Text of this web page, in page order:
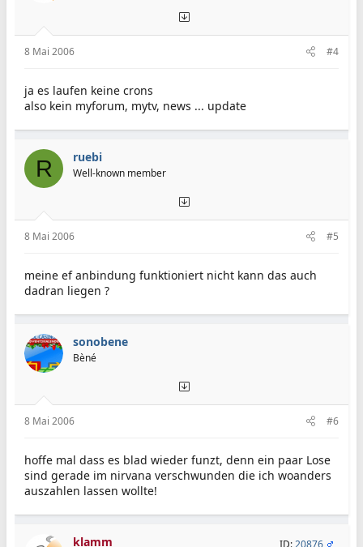
8 Mai 2006 #4
ja es laufen keine crons
also kein myforum, mytv, news ... update
R ruebi
Well-known member
8 Mai 2006 #5
meine ef anbindung funktioniert nicht kann das auch
dadran liegen ?
sonobene
Bèné
8 Mai 2006 #6
hoffe mal dass es blad wieder funzt, denn ein paar Lose
sind gerade im nirvana verschwunden die ich woanders
auszahlen lassen wollte!
klamm ID: 20876